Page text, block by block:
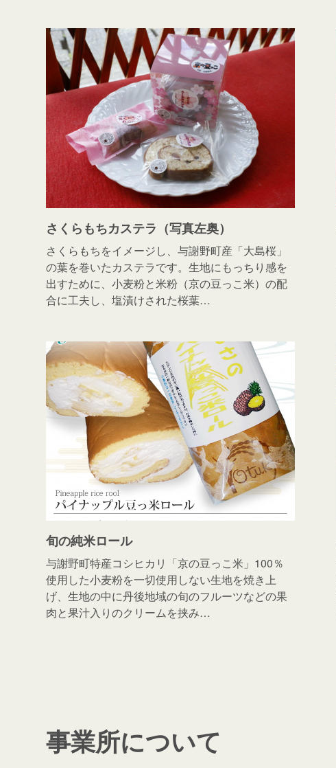
さくらもちカステラ（写真左奥）
さくらもちをイメージし、与謝野町産「大島桜」
の葉を巻いたカステラです。生地にもっちり感を
出すために、小麦粉と米粉（京の豆っこ米）の配
合に工夫し、塩漬けされた桜葉…
旬の純米ロール
与謝野町特産コシヒカリ「京の豆っこ米」100％
使用した小麦粉を一切使用しない生地を焼き上
げ、生地の中に丹後地域の旬のフルーツなどの果
肉と果汁入りのクリームを挟み…
事業所について